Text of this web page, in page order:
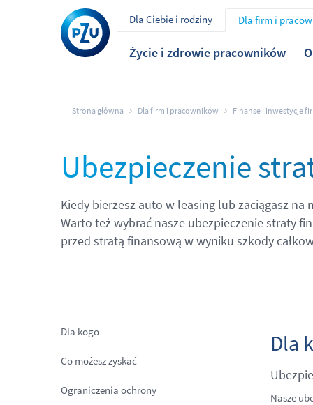
Dla Ciebie i rodziny Dla firm i
Życie i zdrowie pracowników
Strona główna Dla firm i pracowników Finanse i inwestycje
Ubezpieczenie
Kiedy bierzesz auto w leasing lub zaciągasz na
Warto też wybrać nasze ubezpieczenie straty
przed stratą finansową w wyniku szkody
Dla kogo
Co możesz zyskać
Ograniczenia ochrony
Dla
Nasze